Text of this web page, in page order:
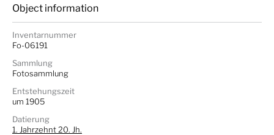
Object information
Inventarnummer
Fo-06191
Sammlung
Fotosammlung
Entstehungszeit
um 1905
Datierung
1. Jahrzehnt 20. Jh.